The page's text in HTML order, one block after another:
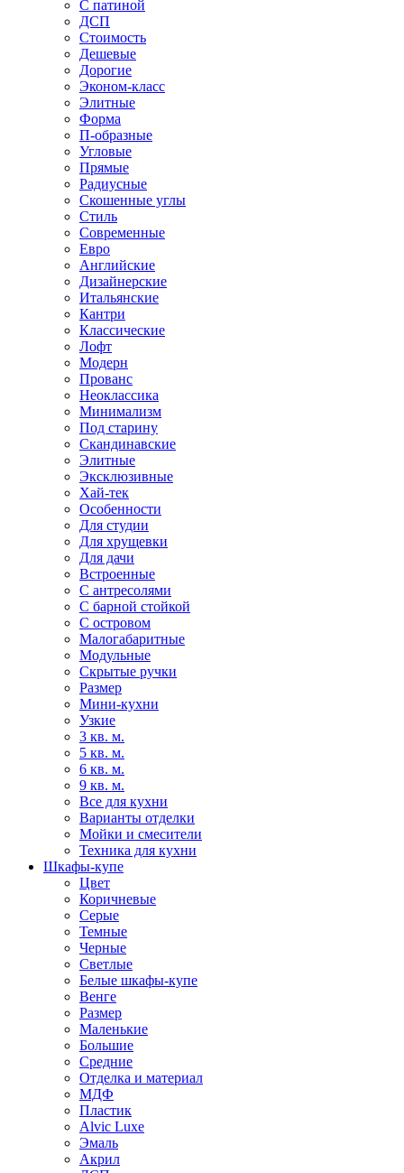
С патиной
ДСП
Стоимость
Дешевые
Дорогие
Эконом-класс
Элитные
Форма
П-образные
Угловые
Прямые
Радиусные
Скошенные углы
Стиль
Современные
Евро
Английские
Дизайнерские
Итальянские
Кантри
Классические
Лофт
Модерн
Прованс
Неоклассика
Минимализм
Под старину
Скандинавские
Элитные
Эксклюзивные
Хай-тек
Особенности
Для студии
Для хрущевки
Для дачи
Встроенные
С антресолями
С барной стойкой
С островом
Малогабаритные
Модульные
Скрытые ручки
Размер
Мини-кухни
Узкие
3 кв. м.
5 кв. м.
6 кв. м.
9 кв. м.
Все для кухни
Варианты отделки
Мойки и смесители
Техника для кухни
Шкафы-купе
Цвет
Коричневые
Серые
Темные
Черные
Светлые
Белые шкафы-купе
Венге
Размер
Маленькие
Большие
Средние
Отделка и материал
МДФ
Пластик
Alvic Luxe
Эмаль
Акрил